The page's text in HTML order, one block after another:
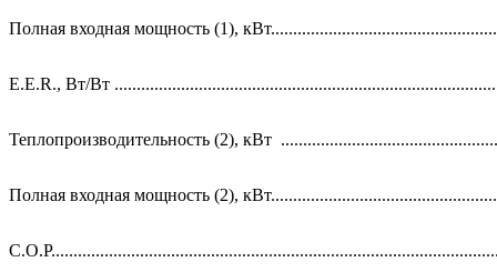
Полная входная мощность (1),
E.E.R., Вт/Вт
Теплопроизводительность (2), кВт
Полная входная мощность (2),